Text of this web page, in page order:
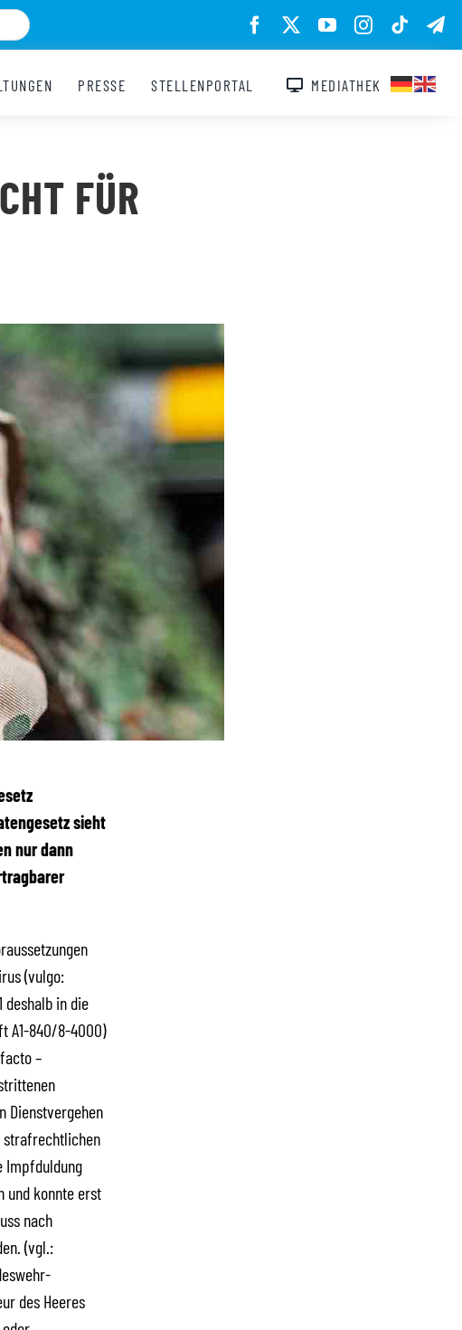
PRESSE STELLENPORTAL MEDIATHEK
FÜR
sieht
nur dann
(vulgo:
deshalb in die
A1-840/8-4000)
–
Dienstvergehen
strafrechtlichen
Impfduldung
und konnte erst
nach
(vgl.:
des Heeres